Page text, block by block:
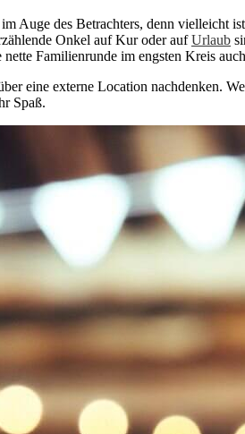
Auge des Betrachters, denn vielleicht
Onkel auf Kur oder aufUrlaub
Familienrunde im engsten Kreis
eine externe Location nachdenken.
Spaß.